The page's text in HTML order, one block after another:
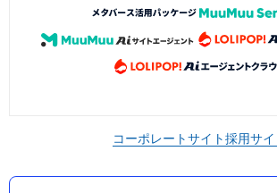
コーポレートサイト採用サイ